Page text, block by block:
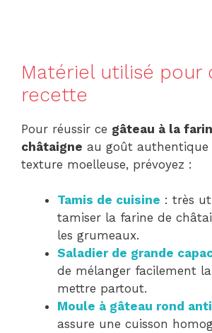
Matériel utilisé pour
recette
Pour réussir ce gâteau à la
châtaigne au goût authentique
texture moelleuse, prévoyez :
Tamis de cuisine : très
tamiser la farine de
les grumeaux.
Saladier de grande
de mélanger facilement
mettre partout.
Moule à gâteau rond
assure une cuisson